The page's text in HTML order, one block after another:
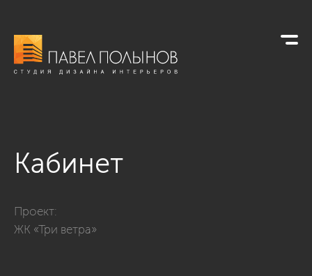
Кабинет
Проект:
ЖК «Три ветра»